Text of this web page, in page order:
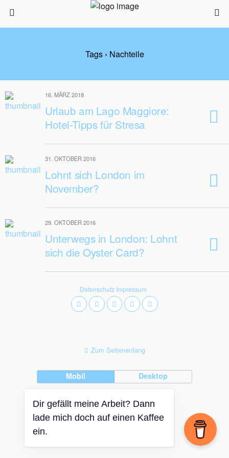
Tags › Nachteile
16. MÄRZ 2018
Urlaub am Lago Maggiore:
Hotel-Tipps für Stresa
31. OKTOBER 2016
Lohnt sich London im
November?
29. OKTOBER 2016
Unterwegs in London: Lohnt
sich die Oyster Card?
Datenschutz Impressum
Zum Seitenanfang
Mobil Desktop
Dir gefällt meine Arbeit? Dann
lade mich doch auf einen Kaffee
ein.